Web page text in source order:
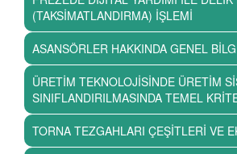
(TAKSİMATLANDIRMA) İŞLEMİ
ASANSÖRLER HAKKINDA GENEL
ÜRETİM TEKNOLOJİSİNDE ÜRETİM
SINIFLANDIRILMASINDA TEMEL
TORNA TEZGAHLARI ÇEŞİTLERİ VE